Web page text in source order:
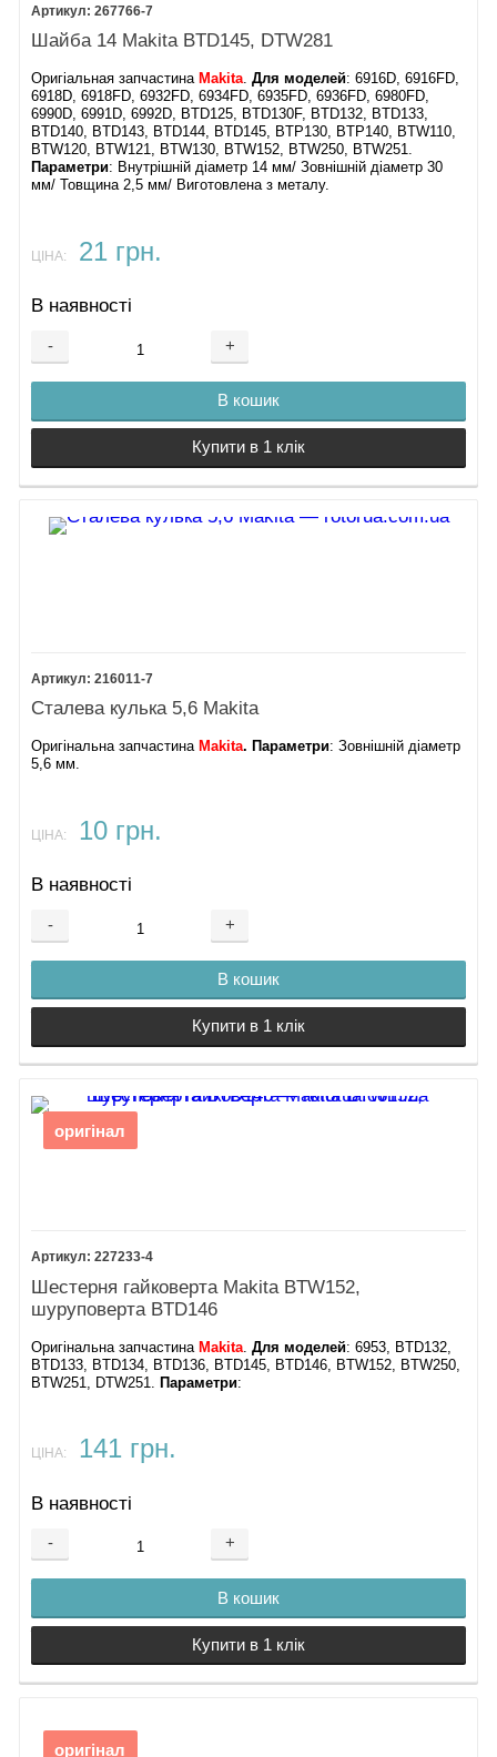
267766-7
Шайба 14 Makita BTD145, DTW281
Оригіальная запчастина Makita.Для моделей: 6916D, 6916FD,
6918D, 6918FD, 6932FD, 6934FD, 6935FD, 6936FD, 6980FD,
6990D, 6991D, 6992D, BTD125, BTD130F, BTD132, BTD133,
BTD140, BTD143, BTD144, BTD145, BTP130, BTP140, BTW110,
BTW120, BTW121, BTW130, BTW152, BTW250, BTW251.
Параметри: Внутрішній діаметр 14 мм/ Зовнішній діаметр 30
мм/ Товщина 2,5 мм/ Виготовлена з металу.
ЦІНА: 21 грн.
В наявності
- +
В кошик
Купити в 1 клік
216011-7
Сталева кулька 5,6 Makita
Оригінальна запчастина Makita. Параметри: Зовнішній діаметр
5,6 мм.
ЦІНА: 10 грн.
В наявності
- +
В кошик
Купити в 1 клік
оригінал
227233-4
Шестерня гайковерта Makita BTW152,
шуруповерта BTD146
Оригінальна запчастина Makita .Для моделей: 6953, BTD132,
BTD133, BTD134, BTD136, BTD145, BTD146, BTW152, BTW250,
BTW251, DTW251.
Параметри:
ЦІНА: 141 грн.
В наявності
- +
В кошик
Купити в 1 клік
оригінал